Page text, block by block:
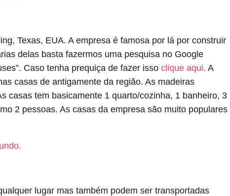
Texas, EUA. A empresa é famosa por lá por construir
delas basta fazermos uma pesquisa no Google
Caso tenha prequiça de fazer isso clique aqui. A
casas de antigamente da região. As madeiras
casas tem basicamente 1 quarto/cozinha, 1 banheiro, 3
2 pessoas. As casas da empresa são muito populares
lugar mas também podem ser transportadas